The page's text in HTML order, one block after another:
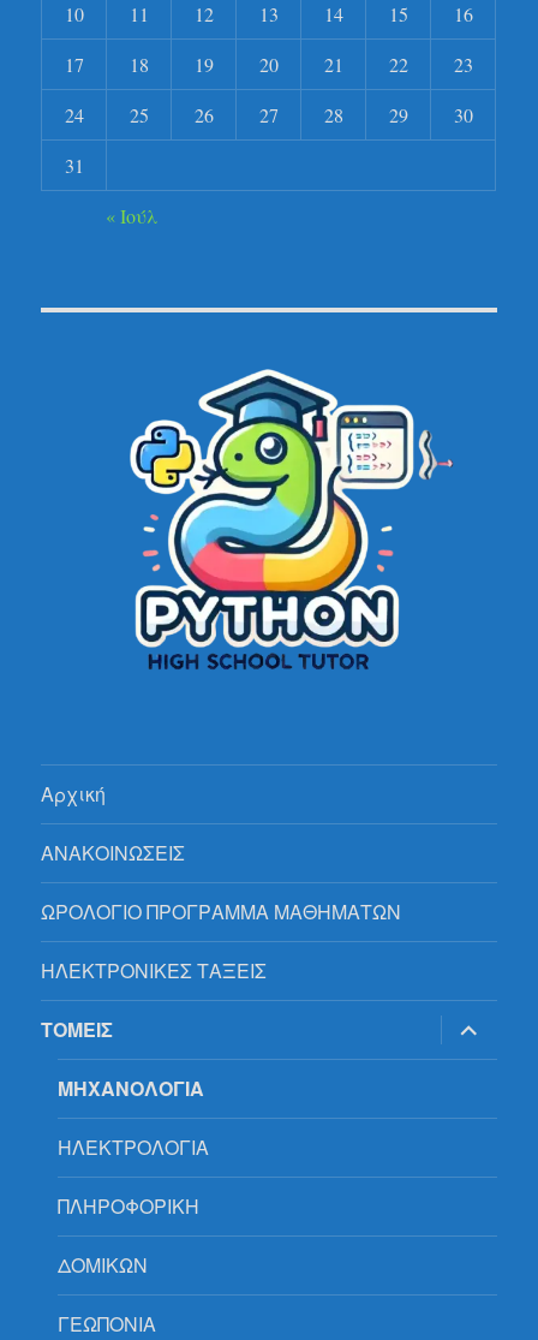
10
11 12 13 14 15
16
17
18 19 20 21 22
23
24
25 26 27 28 29
30
31
« Ιούλ
Αρχική
ΑΝΑΚΟΙΝΩΣΕΙΣ
ΩΡΟΛΟΓΙΟ ΠΡΟΓΡΑΜΜΑ ΜΑΘΗΜΑΤΩΝ
ΗΛΕΚΤΡΟΝΙΚΕΣ ΤΑΞΕΙΣ
ΤΟΜΕΙΣ του
μενού
ΜΗΧΑΝΟΛΟΓΙΑ
ΗΛΕΚΤΡΟΛΟΓΙΑ
ΠΛΗΡΟΦΟΡΙΚΗ
ΔΟΜΙΚΩΝ
ΓΕΩΠΟΝΙΑ